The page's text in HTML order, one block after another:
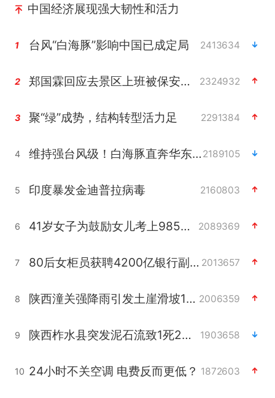
中国经济展现强大韧性和活力
1 台风“白海豚”影响中国已成定局 2413634
2 郑国霖回应去景区上班被保安拦下 2324932
3 聚“绿”成势，结构转型活力足 2291384
4 维持强台风级！白海豚直奔华东沿海2189105
5 印度暴发金迪普拉病毒 2160803
6 41岁女子为鼓励女儿考上985研究生 2089369
7 80后女柜员获聘4200亿银行副行长 2013657
8 陕西潼关强降雨引发土崖滑坡1人失联 2006359
9 陕西柞水县突发泥石流致1死2失联 1903658
10 24小时不关空调 电费反而更低？ 1872603